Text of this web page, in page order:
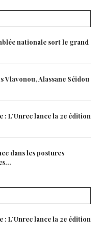
nationale sort le grand
Vlavonou, Alassane Séidou
L’Unrec lance la 2e édition
dans les postures
L’Unrec lance la 2e édition